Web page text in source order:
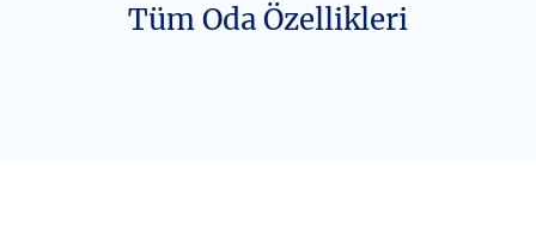
Tüm Oda Özellikleri